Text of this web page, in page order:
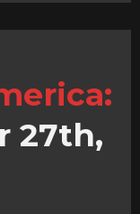
27th,